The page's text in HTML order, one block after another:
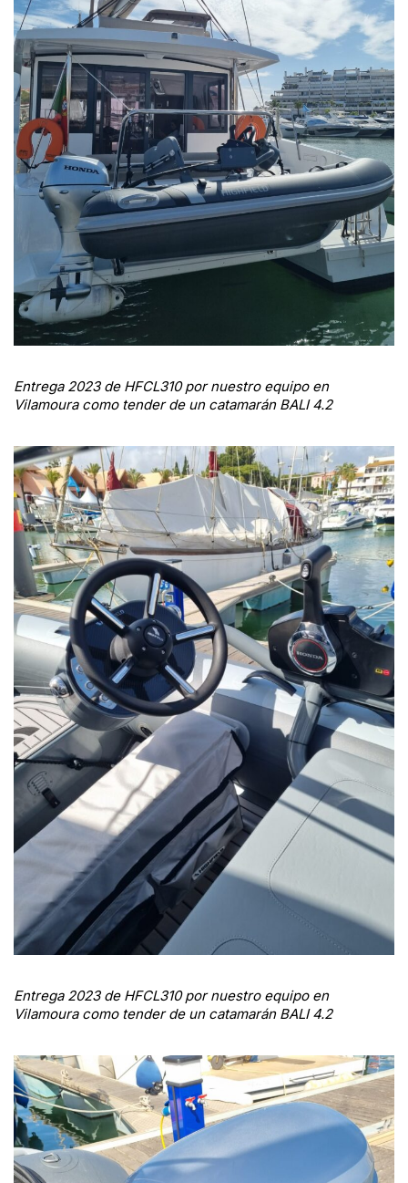
Entrega 2023 de HFCL310 por nuestro equipo en
Vilamoura como tender de un catamarán BALI 4.2
Entrega 2023 de HFCL310 por nuestro equipo en
Vilamoura como tender de un catamarán BALI 4.2